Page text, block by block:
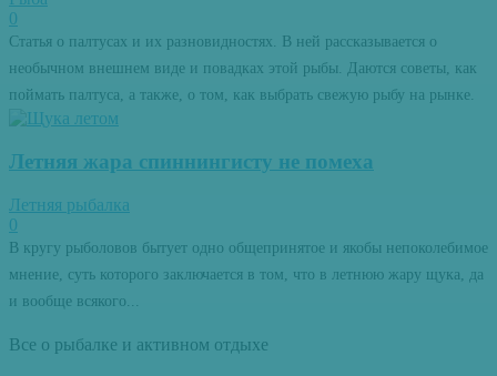
0
Статья о палтусах и их разновидностях. В ней рассказывается о
необычном внешнем виде и повадках этой рыбы. Даются советы, как
поймать палтуса, а также, о том, как выбрать свежую рыбу на рынке.
Летняя жара спиннингисту не помеха
Летняя рыбалка
0
В кругу рыболовов бытует одно общепринятое и якобы непоколебимое
мнение, суть которого заключается в том, что в летнюю жару щука, да
и вообще всякого...
Все о рыбалке и активном отдыхе